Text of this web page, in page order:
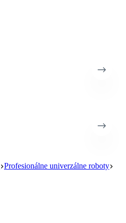
Profesionálne univerzálne roboty